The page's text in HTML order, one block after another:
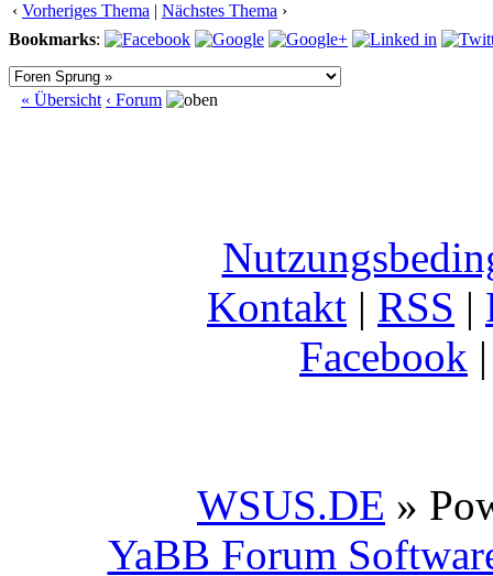
‹ Vorheriges Thema | Nächstes Thema ›
Bookmarks:
« Übersicht ‹ Forum
Kontakt | RSS |
Facebook
WSUS.DE »
YaBB Forum